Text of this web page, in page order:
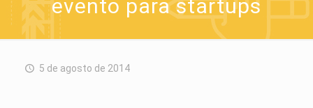
evento para startups
5 de agosto de 2014